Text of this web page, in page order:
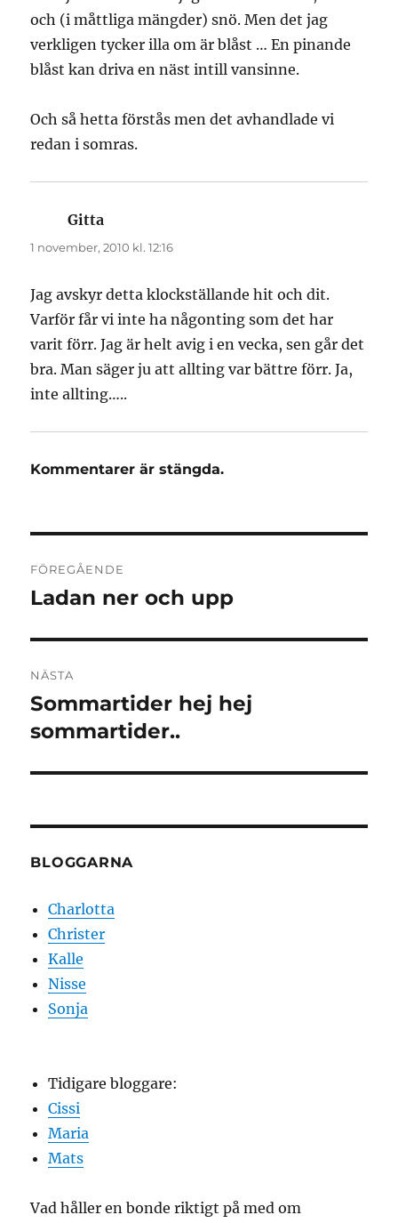
och (i måttliga mängder) snö. Men det jag
verkligen tycker illa om är blåst … En pinande
blåst kan driva en näst intill vansinne.
Och så hetta förstås men det avhandlade vi
redan i somras.
Gitta
1 november, 2010 kl. 12:16
Jag avskyr detta klockställande hit och dit.
Varför får vi inte ha någonting som det har
varit förr. Jag är helt avig i en vecka, sen går det
bra. Man säger ju att allting var bättre förr. Ja,
inte allting…..
Kommentarer är stängda.
FÖREGÅENDE
Föregående
Ladan ner och upp
NÄSTA
Nästa
inlägg:
Sommartider hej hej
sommartider..
BLOGGARNA
Charlotta
Christer
Kalle
Nisse
Sonja
Tidigare bloggare:
Cissi
Maria
Mats
Vad håller en bonde riktigt på med om